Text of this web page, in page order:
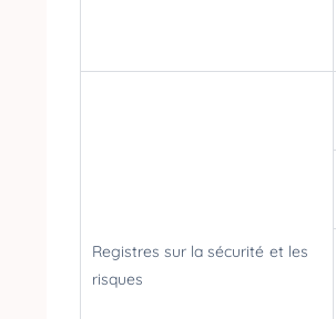
Registres sur la sécurité et les
risques